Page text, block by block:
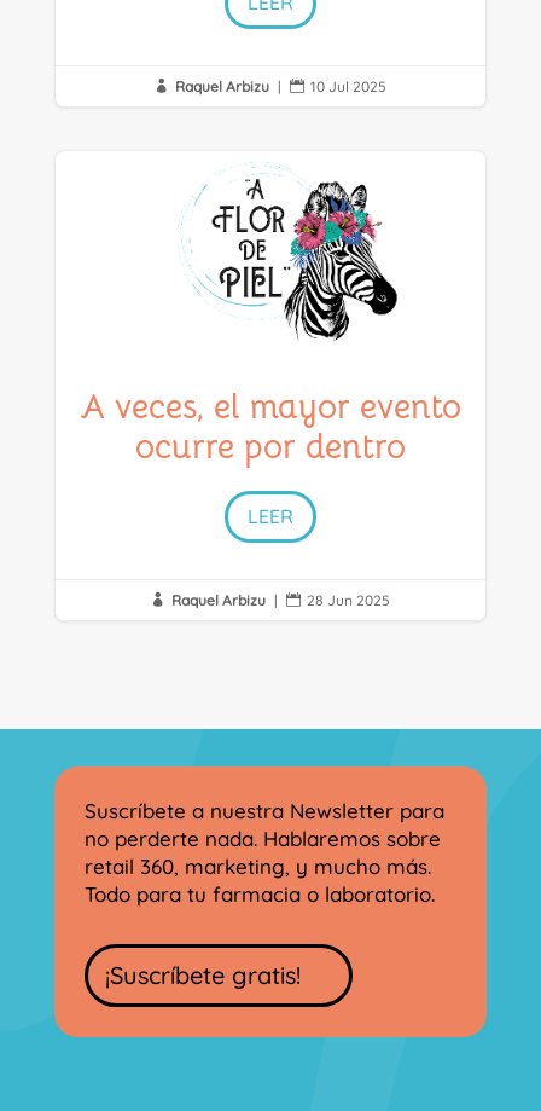
 Raquel Arbizu |  10 Jul 2025
A veces, el mayor evento
ocurre por dentro
LEER
 Raquel Arbizu |  28 Jun 2025
Suscríbete a nuestra Newsletter para
no perderte nada. Hablaremos sobre
retail 360, marketing, y mucho más.
Todo para tu farmacia o laboratorio.
¡Suscríbete gratis!